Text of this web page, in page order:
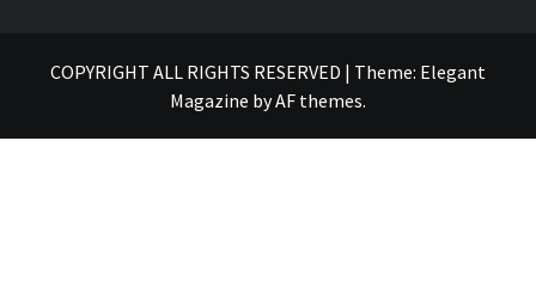
COPYRIGHT ALL RIGHTS RESERVED | Theme: Elegant
Magazine byAF themes.